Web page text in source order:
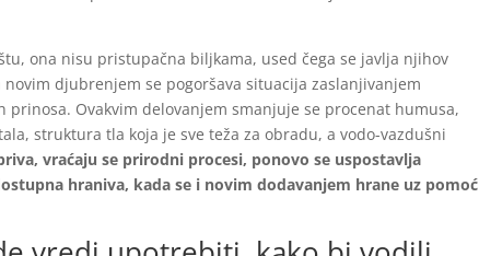
ona nisu pristupačna biljkama, used čega se javlja njihov
djubrenjem se pogoršava situacija zaslanjivanjem
Ovakvim delovanjem smanjuje se procenat humusa,
struktura tla koja je sve teža za obradu, a vodo-vazdušni
vraćaju se prirodni procesi, ponovo se uspostavlja
hraniva, kada se i novim dodavanjem hrane uz pomoć